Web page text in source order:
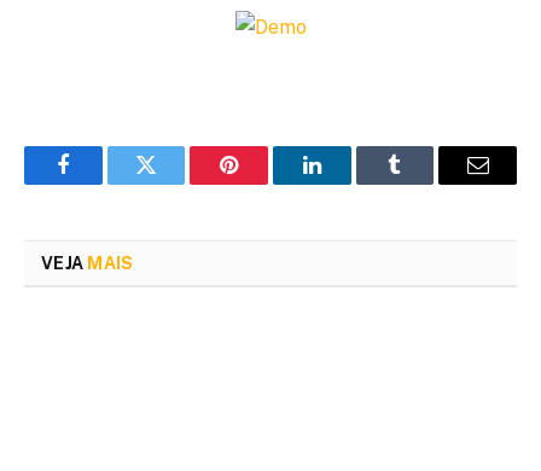
FacebookTwitter Pinterest LinkedInTumblr Email
VEJA MAIS